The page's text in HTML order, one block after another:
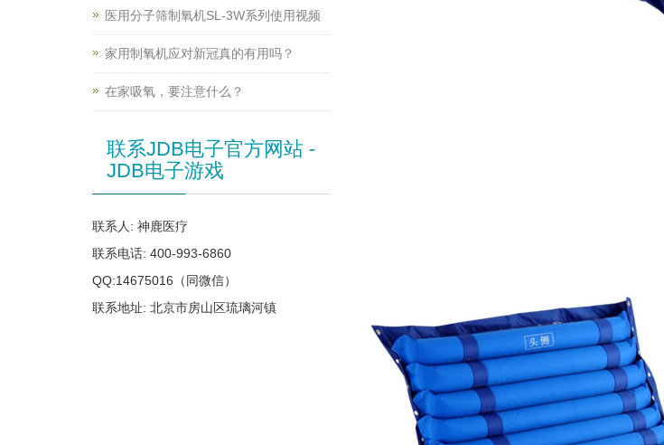
医用分子筛制氧机SL-3W系列使用视频
家用制氧机应对新冠真的有用吗？
在家吸氧，要注意什么？
联系JDB电子官方网站 -
JDB电子游戏
联系人: 神鹿医疗
联系电话: 400-993-6860
QQ:14675016（同微信）
联系地址: 北京市房山区琉璃河镇